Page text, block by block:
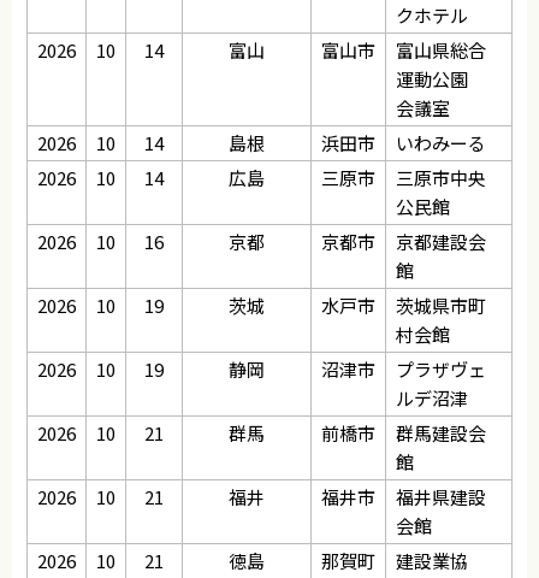
クホテル
2026
10 14 富山 富山市
富山県総合
運動公園
会議室
2026
10 14 島根 浜田市
いわみーる
2026
10 14 広島 三原市
三原市中央
公民館
2026
10 16 京都 京都市
京都建設会
館
2026
10 19 茨城 水戸市
茨城県市町
村会館
2026
10 19 静岡 沼津市
プラザヴェ
ルデ沼津
2026
10 21 群馬 前橋市
群馬建設会
館
2026
10 21 福井 福井市
福井県建設
会館
2026
10 21 徳島 那賀町
建設業協